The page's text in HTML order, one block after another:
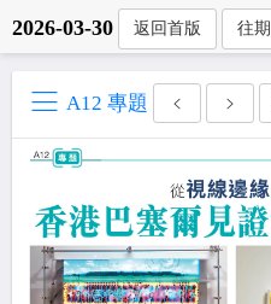
2026-03-30 返回首版 往
A12 專題